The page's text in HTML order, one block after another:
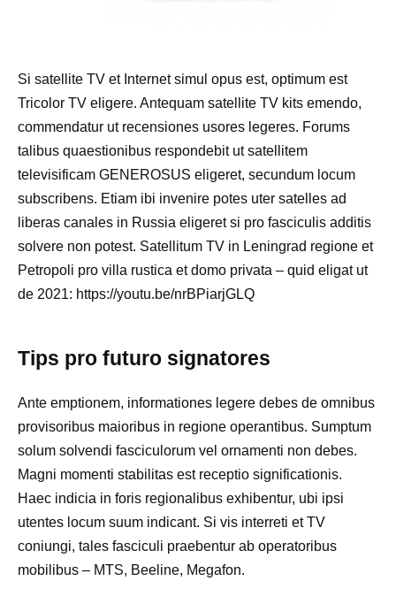
Si satellite TV et Internet simul opus est, optimum est
Tricolor TV eligere. Antequam satellite TV kits emendo,
commendatur ut recensiones usores legeres. Forums
talibus quaestionibus respondebit ut satellitem
televisificam GENEROSUS eligeret, secundum locum
subscribens. Etiam ibi invenire potes uter satelles ad
liberas canales in Russia eligeret si pro fasciculis additis
solvere non potest. Satellitum TV in Leningrad regione et
Petropoli pro villa rustica et domo privata – quid eligat ut
de 2021: https://youtu.be/nrBPiarjGLQ
Tips pro futuro signatores
Ante emptionem, informationes legere debes de omnibus
provisoribus maioribus in regione operantibus. Sumptum
solum solvendi fasciculorum vel ornamenti non debes.
Magni momenti stabilitas est receptio significationis.
Haec indicia in foris regionalibus exhibentur, ubi ipsi
utentes locum suum indicant. Si vis interreti et TV
coniungi, tales fasciculi praebentur ab operatoribus
mobilibus – MTS, Beeline, Megafon.